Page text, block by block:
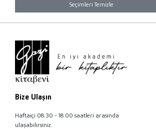
Seçimleri Temizle
Bize Ulaşın
Haftaiçi 08:30 - 18:00 saatleri arasında
ulaşabilirsiniz.